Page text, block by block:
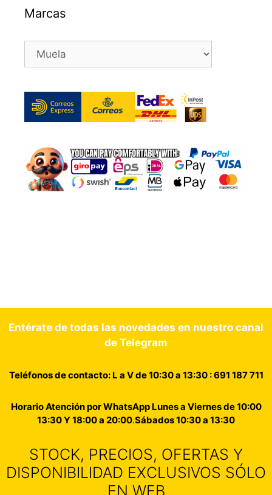
Marcas
Entérate de todas las novedades en nuestro canal
de Telegram
Teléfonos de contacto: L a V de 10:30 a 13:30 : 691 187 711
Horario Atención por WhatsApp Lunes a Viernes de 10:00
13:30 Y 18:00 a 20:00.Sábados 10:30 a 13:30
STOCK, PRECIOS, OFERTAS Y
DISPONIBILIDAD EXCLUSIVOS SÓLO
EN WEB